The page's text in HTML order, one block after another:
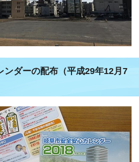
ンダーの配布（平成29年12月7